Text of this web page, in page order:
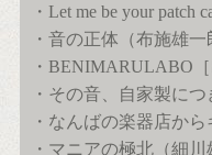
・Let me be your patch
・音の正体（布施雄一
・BENIMARULABO
・その音、自家製につ
・なんばの楽器店か
・マニアの極北（細川